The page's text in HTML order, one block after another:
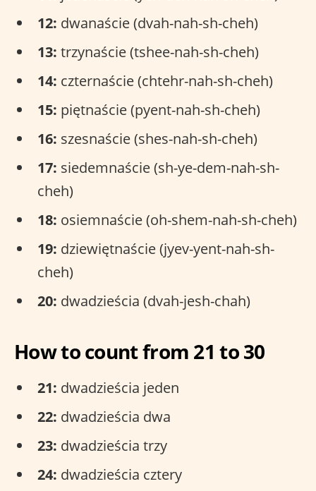
12: dwanaście (dvah-nah-sh-cheh)
13: trzynaście (tshee-nah-sh-cheh)
14: czternaście (chtehr-nah-sh-cheh)
15: piętnaście (pyent-nah-sh-cheh)
16: szesnaście (shes-nah-sh-cheh)
17: siedemnaście (sh-ye-dem-nah-sh-
cheh)
18: osiemnaście (oh-shem-nah-sh-cheh)
19: dziewiętnaście (jyev-yent-nah-sh-
cheh)
20: dwadzieścia (dvah-jesh-chah)
How to count from 21 to 30
21: dwadzieścia jeden
22: dwadzieścia dwa
23: dwadzieścia trzy
24: dwadzieścia cztery